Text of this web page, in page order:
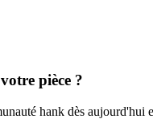
pièce ?
hank dès aujourd'hui